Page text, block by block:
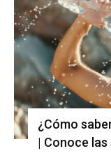
¿Cómo
| Conoce las